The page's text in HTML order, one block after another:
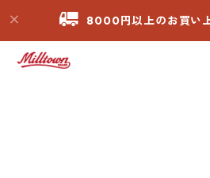
8000円以上のお買い